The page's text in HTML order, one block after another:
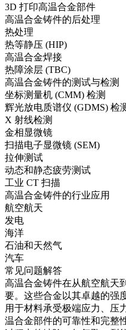
3D 打印高温合金部件
高温合金铸件的后处理
热处理
热等静压 (HIP)
高温合金焊接
热障涂层 (TBC)
高温合金铸件的测试与检测
坐标测量机 (CMM) 检测
辉光放电质谱仪 (GDMS) 检
X 射线检测
金相显微镜
扫描电子显微镜 (SEM)
拉伸测试
动态和静态疲劳测试
工业 CT 扫描
高温合金铸件的行业应用
航空航天
发电
海洋
石油和天然气
汽车
常见问题解答
高温合金铸件在从航空航天到
要。这些合金以其卓越的强
用于材料承受极端应力、压
温合金部件的可靠性和完整